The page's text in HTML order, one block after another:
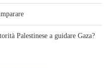
Palestinese a guidare Gaza?